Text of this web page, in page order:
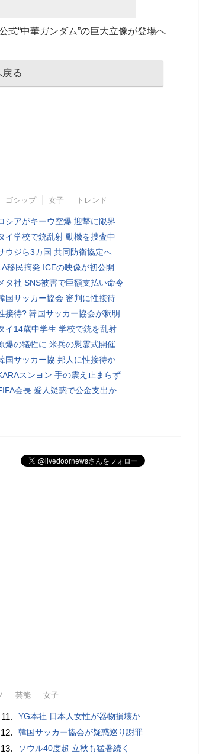
“中華ガンダム”の巨大立像が登場へ
る
ゴシップ 女子 トレンド
シアがキーウ空爆 迎撃に限界
イ学校で銃乱射 動機を捜査中
ウジら3カ国 共同防衛協定へ
移民摘発 ICEの映像が初公開
メタ社 SNS被害で巨額支払い命令
国サッカー協会 審判に性接待
接待? 韓国サッカー協会が釈明
イ14歳中学生 学校で銃を乱射
爆の犠牲に 米兵の慰霊式開催
国サッカー協 邦人に性接待か
スンヨン 手の震え止まらず
会長 愛人疑惑で公金支出か
芸能 女子
11. YG本社 日本人女性が器物損壊か
12. 韓国サッカー協会が疑惑巡り謝罪
13. ソウル40度超 立秋も猛暑続く